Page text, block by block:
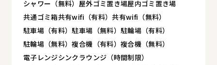
シャワー（無料） 屋外ゴミ置き場屋内ゴミ置き場
共通ゴミ箱共有wifi（有料）共有wifi（無料）
駐車場（有料）駐車場（無料） 駐輪場（有料）
駐輪場（無料）複合機（有料） 複合機（無料）
電子レンジシンクラウンジ（時間制限）